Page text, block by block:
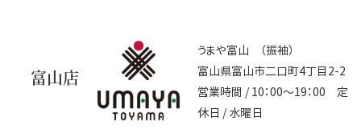
富山店
うまや富山 （振袖）
富山県富山市二口町4丁目2-2
営業時間 / 10：00～19：00 定
休日 / 水曜日